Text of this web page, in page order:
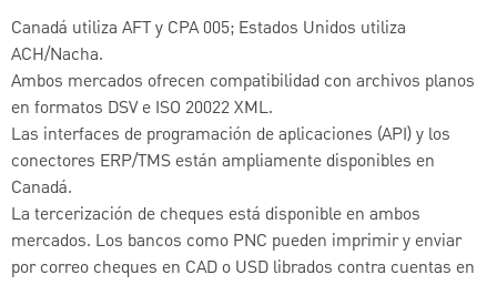
Canadá utiliza AFT y CPA 005; Estados Unidos utiliza
ACH/Nacha.
Ambos mercados ofrecen compatibilidad con archivos planos
en formatos DSV e ISO 20022 XML.
Las interfaces de programación de aplicaciones (API) y los
conectores ERP/TMS están ampliamente disponibles en
Canadá.
La tercerización de cheques está disponible en ambos
mercados. Los bancos como PNC pueden imprimir y enviar
por correo cheques en CAD o USD librados contra cuentas en